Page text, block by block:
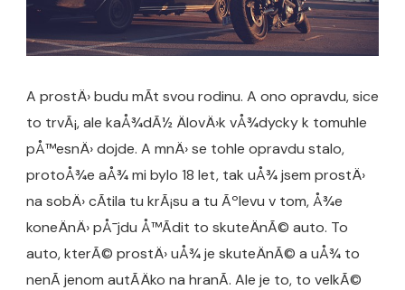
A prostÄ› budu mÃ­t svou rodinu. A ono opravdu, sice
to trvÃ¡, ale kaÅ¾dÃ½ ÄlovÄ›k vÅ¾dycky k tomuhle
pÅ™esnÄ› dojde. A mnÄ› se tohle opravdu stalo,
protoÅ¾e aÅ¾ mi bylo 18 let, tak uÅ¾ jsem prostÄ›
na sobÄ› cÃ­tila tu krÃ¡su a tu Ãºlevu v tom, Å¾e
koneÄnÄ› pÅ¯jdu Å™Ã­dit to skuteÄnÃ© auto. To
auto, kterÃ© prostÄ› uÅ¾ je skuteÄnÃ© a uÅ¾ to
nenÃ­ jenom autÃ­Äko na hranÃ­. Ale je to, to velkÃ©